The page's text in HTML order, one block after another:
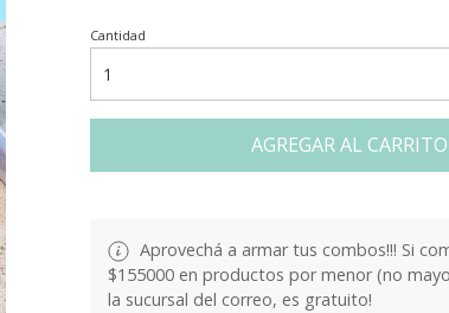
Cantidad
AGREGAR AL CARRITO
Aprovechá a armar tus combos!!! Si
$155000 en productos por menor (no
la sucursal del correo, es gratuito!